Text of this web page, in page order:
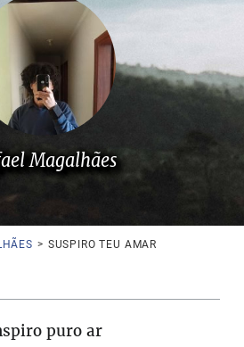
Magalhães
> SUSPIRO TEU AMAR
puro ar